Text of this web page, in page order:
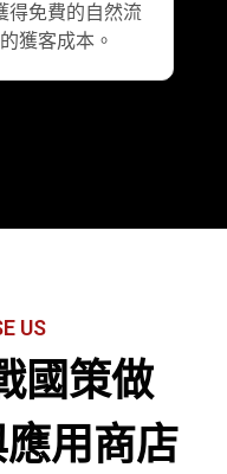
得免費的自然流
獲客成本。
US
國策做
用商店